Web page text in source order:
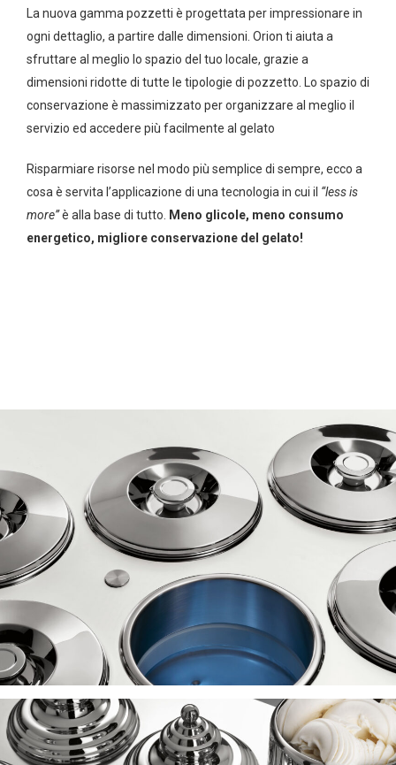
La nuova gamma pozzetti è progettata per impressionare in
ogni dettaglio, a partire dalle dimensioni. Orion ti aiuta a
sfruttare al meglio lo spazio del tuo locale, grazie a
dimensioni ridotte di tutte le tipologie di pozzetto. Lo spazio di
conservazione è massimizzato per organizzare al meglio il
servizio ed accedere più facilmente al gelato
Risparmiare risorse nel modo più semplice di sempre, ecco a
cosa è servita l’applicazione di una tecnologia in cui il “less is
more”è alla base di tutto. Meno glicole, meno consumo
energetico, migliore conservazione del gelato!